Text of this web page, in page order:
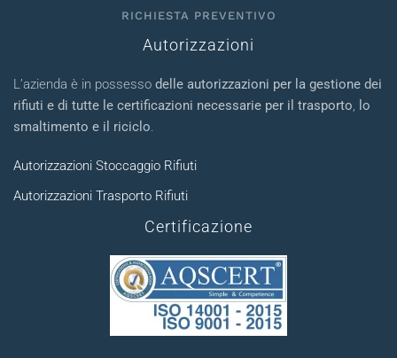
RICHIESTA PREVENTIVO
Autorizzazioni
L’azienda è in possesso delle autorizzazioni per la gestione dei
rifiuti e di tutte le certificazioni necessarie per il trasporto
lo
smaltimento e il riciclo
Autorizzazioni Stoccaggio Rifiuti
Autorizzazioni Trasporto Rifiuti
Certificazione